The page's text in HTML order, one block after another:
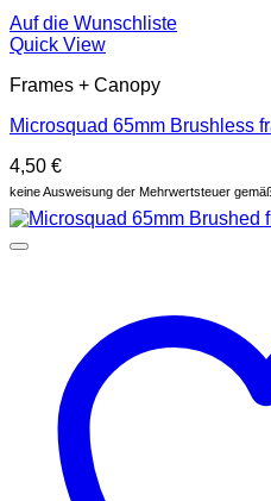
Auf die Wunschliste
Quick View
Frames + Canopy
Microsquad 65mm Brushless
4,50 €
keine Ausweisung der Mehrwertsteuer